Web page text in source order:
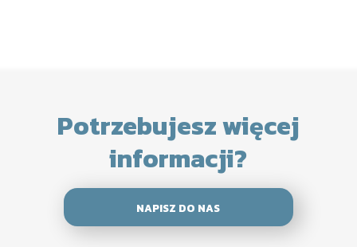
Potrzebujesz więcej
informacji?
NAPISZ DO NAS